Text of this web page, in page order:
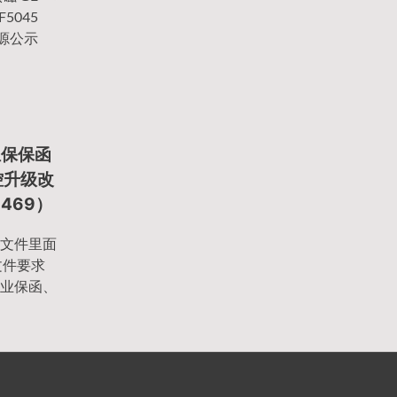
公示
保函
级改
）
件里面
要求
保函、